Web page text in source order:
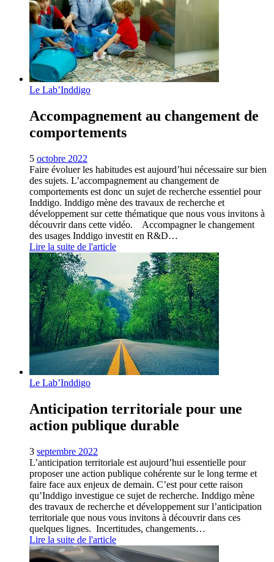
Le Lab’Inddigo
Accompagnement au changement de
comportements
5 octobre 2022
Faire évoluer les habitudes est aujourd’hui nécessaire sur bien
des sujets. L’accompagnement au changement de
comportements est donc un sujet de recherche essentiel pour
Inddigo. Inddigo mène des travaux de recherche et
développement sur cette thématique que nous vous invitons à
découvrir dans cette vidéo. Accompagner le changement
des usages Inddigo investit en R&D…
Lire la suite de l'article
Le Lab’Inddigo
Anticipation territoriale pour une
action publique durable
3 septembre 2022
L’anticipation territoriale est aujourd’hui essentielle pour
proposer une action publique cohérente sur le long terme et
faire face aux enjeux de demain. C’est pour cette raison
qu’Inddigo investigue ce sujet de recherche. Inddigo mène
des travaux de recherche et développement sur l’anticipation
territoriale que nous vous invitons à découvrir dans ces
quelques lignes. Incertitudes, changements…
Lire la suite de l'article